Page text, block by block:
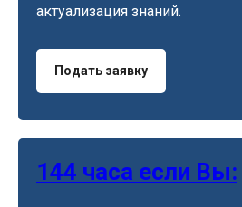
актуализация знаний.
Подать заявку
144 часа если Вы: